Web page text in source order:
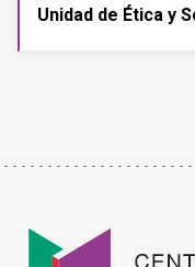
Unidad de Ética y